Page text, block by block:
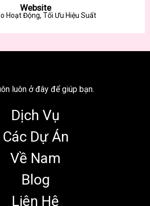
Website
Hoạt Động, Tối Ưu Hiệu Suất
luôn ở đây để giúp bạn.
Dịch Vụ
Các Dự Án
Về Nam
Blog
Liên Hệ